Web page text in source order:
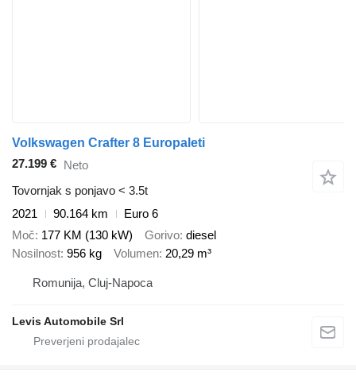
Volkswagen Crafter 8 Europaleti
27.199 € Neto
Tovornjak s ponjavo < 3.5t
2021
90.164 km
Euro 6
Moč 177 KM (130 kW) Gorivo diesel
Nosilnost 956 kg Volumen 20,29 m³
Romunija, Cluj-Napoca
Levis Automobile Srl